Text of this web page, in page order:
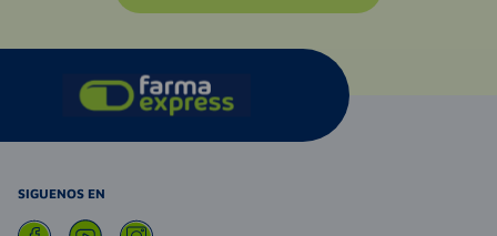
SIGUENOS EN